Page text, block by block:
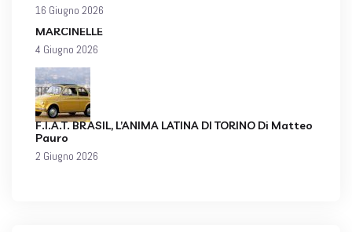
16 Giugno 2026
MARCINELLE
4 Giugno 2026
F.I.A.T. BRASIL, L’ANIMA LATINA DI TORINO Di Matteo
Pauro
2 Giugno 2026